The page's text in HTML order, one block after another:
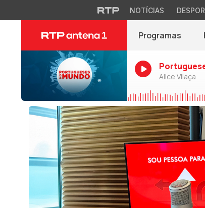
NOTÍCIAS
Programas
Alice Vilaça